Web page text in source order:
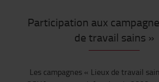
Participation aux
de travail sains »
Les campagnes « Lieux de travail